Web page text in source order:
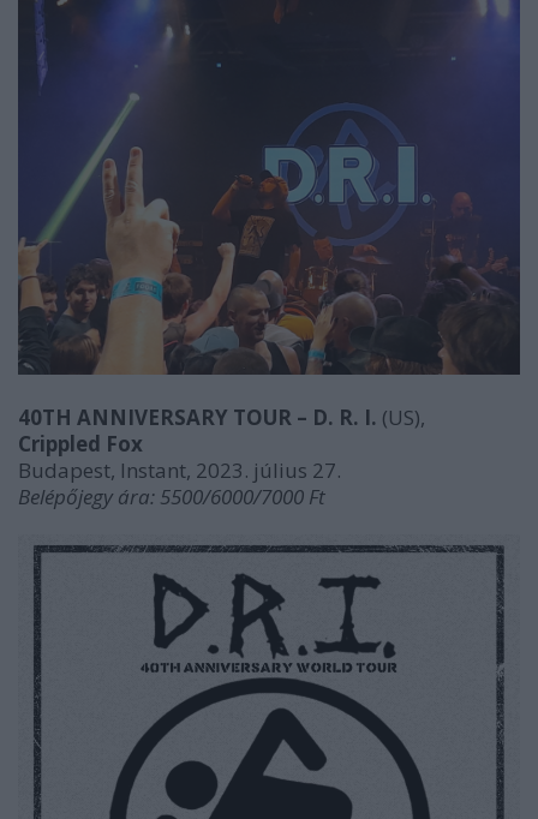
40TH ANNIVERSARY TOUR – D. R. I. (US),
Crippled Fox
Budapest, Instant, 2023. július 27.
Belépőjegy ára: 5500/6000/7000 Ft